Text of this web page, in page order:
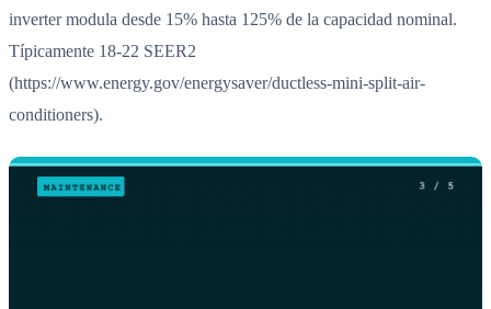
inverter modula desde 15% hasta 125% de la capacidad nominal.
Típicamente 18-22 SEER2
(https://www.energy.gov/energysaver/ductless-mini-split-air-
conditioners).